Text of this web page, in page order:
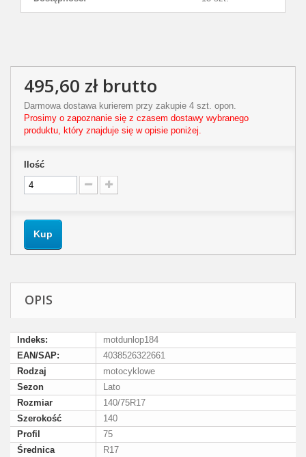
495,60 złbrutto
Darmowa dostawa kurierem przy zakupie 4 szt. opon.
Prosimy o zapoznanie się z czasem dostawy wybranego
produktu, który znajduje się w opisie poniżej.
Ilość
Kup
OPIS
Indeks:
motdunlop184
EAN/SAP:
4038526322661
Rodzaj
motocyklowe
Sezon
Lato
Rozmiar
140/75R17
Szerokość
140
Profil
75
Średnica
R17